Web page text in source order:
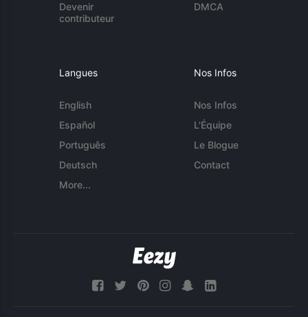
Devenir
contributeur
DMCA
Langues
English
Español
Português
Deutsch
More...
Nos Infos
Nos Infos
L'Équipe
Le Blogue
Contact